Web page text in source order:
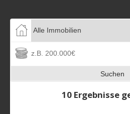
Suchen
10 Ergebnisse